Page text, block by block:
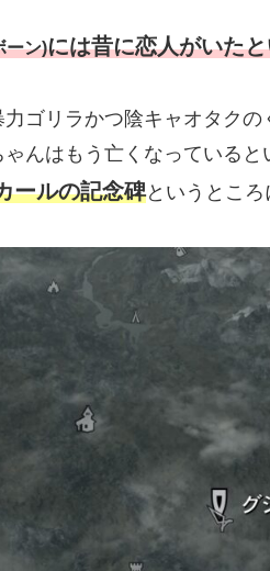
ーン)には昔に恋人がいた
ゴリラかつ陰キャオタク
んはもう亡くなっている
ールの記念碑というとこ